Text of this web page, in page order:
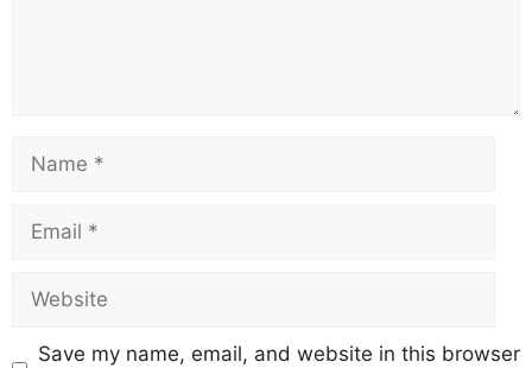
Save my name, email, and website in this browser